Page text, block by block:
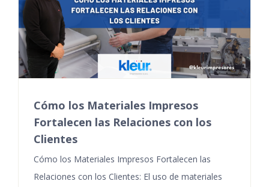
Cómo los Materiales Impresos
Fortalecen las Relaciones con los
Clientes
Cómo los Materiales Impresos Fortalecen las
Relaciones con los Clientes: El uso de materiales